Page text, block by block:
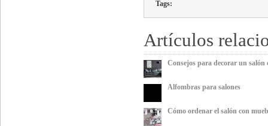
Tags:
Artículos
Consejos para decorar un salón
Alfombras para salones
Cómo ordenar el salón con